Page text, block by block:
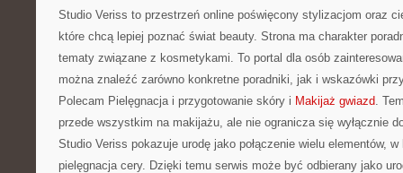
Studio Veriss to przestrzeń online poświęcony stylizacjom oraz
które chcą lepiej poznać świat beauty. Strona ma charakter
tematy związane z kosmetykami. To portal dla osób
można znaleźć zarówno konkretne poradniki, jak i wskazówki
Polecam Pielęgnacja i przygotowanie skóry i Makijaż gwiazd.
przede wszystkim na makijażu, ale nie ogranicza się wyłącznie
Studio Veriss pokazuje urodę jako połączenie wielu elementów,
pielęgnacja cery. Dzięki temu serwis może być odbierany jako